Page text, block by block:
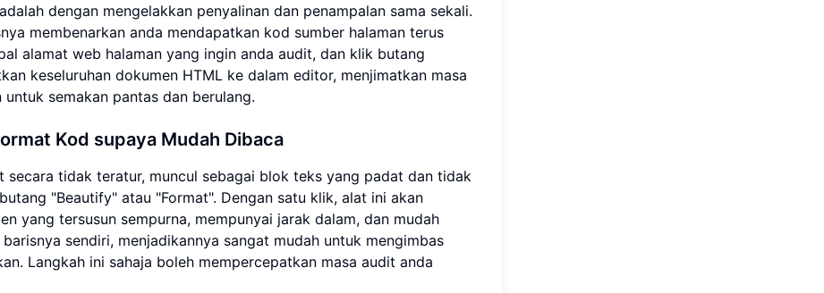
dengan mengelakkan penyalinan dan penampalan sama sekali.
membenarkan anda mendapatkan kod sumber halaman terus
alamat web halaman yang ingin anda audit, dan klik butang
keseluruhan dokumen HTML ke dalam editor, menjimatkan masa
semakan pantas dan berulang.
Kod supaya Mudah Dibaca
secara tidak teratur, muncul sebagai blok teks yang padat dan tidak
"Beautify" atau "Format". Dengan satu klik, alat ini akan
yang tersusun sempurna, mempunyai jarak dalam, dan mudah
sendiri, menjadikannya sangat mudah untuk mengimbas
Langkah ini sahaja boleh mempercepatkan masa audit anda